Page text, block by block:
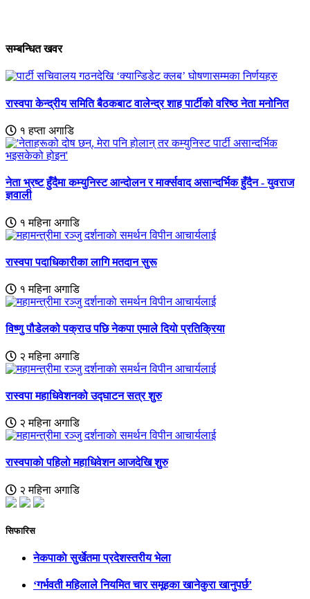
सम्बन्धित खवर
रास्वपा केन्द्रीय समिति बैठकबाट वालेन्द्र शाह पार्टीको वरिष्ठ नेता मनोनित
१ हप्ता अगाडि
नेता भ्रष्ट हुँदैमा कम्युनिस्ट आन्दोलन र मार्क्सवाद असान्दर्भिक हुँदैन - युवराज
ज्ञवाली
१ महिना अगाडि
रास्वपा पदाधिकारीका लागि मतदान सुरू
१ महिना अगाडि
विष्णु पौडेलको पक्राउ पछि नेकपा एमाले दियाे प्रतिक्रिया
२ महिना अगाडि
रास्वपा महाधिवेशनको उद्घाटन सत्र शुरु
२ महिना अगाडि
रास्वपाकाे पहिलाे महाधिवेशन आजदेखि शुरु
२ महिना अगाडि
सिफारिस
नेकपाकाे सुर्खेतमा प्रदेशस्तरीय भेला
‘गर्भवती महिलाले नियमित चार समूहका खानेकुरा खानुपर्छ’